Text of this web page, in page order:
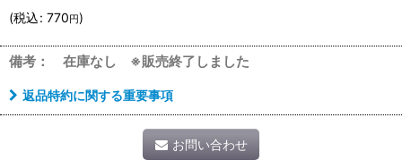
(税込: 770円)
備考： 在庫なし ※販売終了しました
返品特約に関する重要事項
お問い合わせ